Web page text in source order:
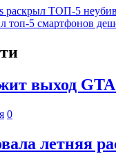
раскрыл ТОП-5
топ-5 смартфонов
выход
0
летняя